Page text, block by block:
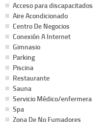
Acceso para discapacitados
Aire Acondicionado
Centro De Negocios
Conexión A Internet
Gimnasio
Parking
Piscina
Restaurante
Sauna
Servicio Médico/enfermera
Spa
Zona De No Fumadores